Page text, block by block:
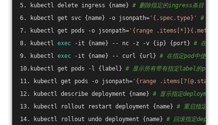
5. kubectl delete ingress {name} # 删除指定的ingress条目
6. kubectl get svc {name} -o jsonpath= '{.spec.type}'
# 显
7. kubectl get pods -o jsonpath= '{range
8. kubectl exec -it {name} -- nc -z -v {ip} {port} # 在指
9. kubectl exec -it {name} -- curl {url} # 在指定pod中使用
10.kubectl get pods -l {label} # 显示所有带有指定label的pods
11. kubectl get pods -o jsonpath= '{range
12. kubectl describe deployment {name} # 显示指定deployment
13. kubectl rollout restart deployment {name} # 重启指定
14. kubectl rollout undo deployment {name} # 回滚指定